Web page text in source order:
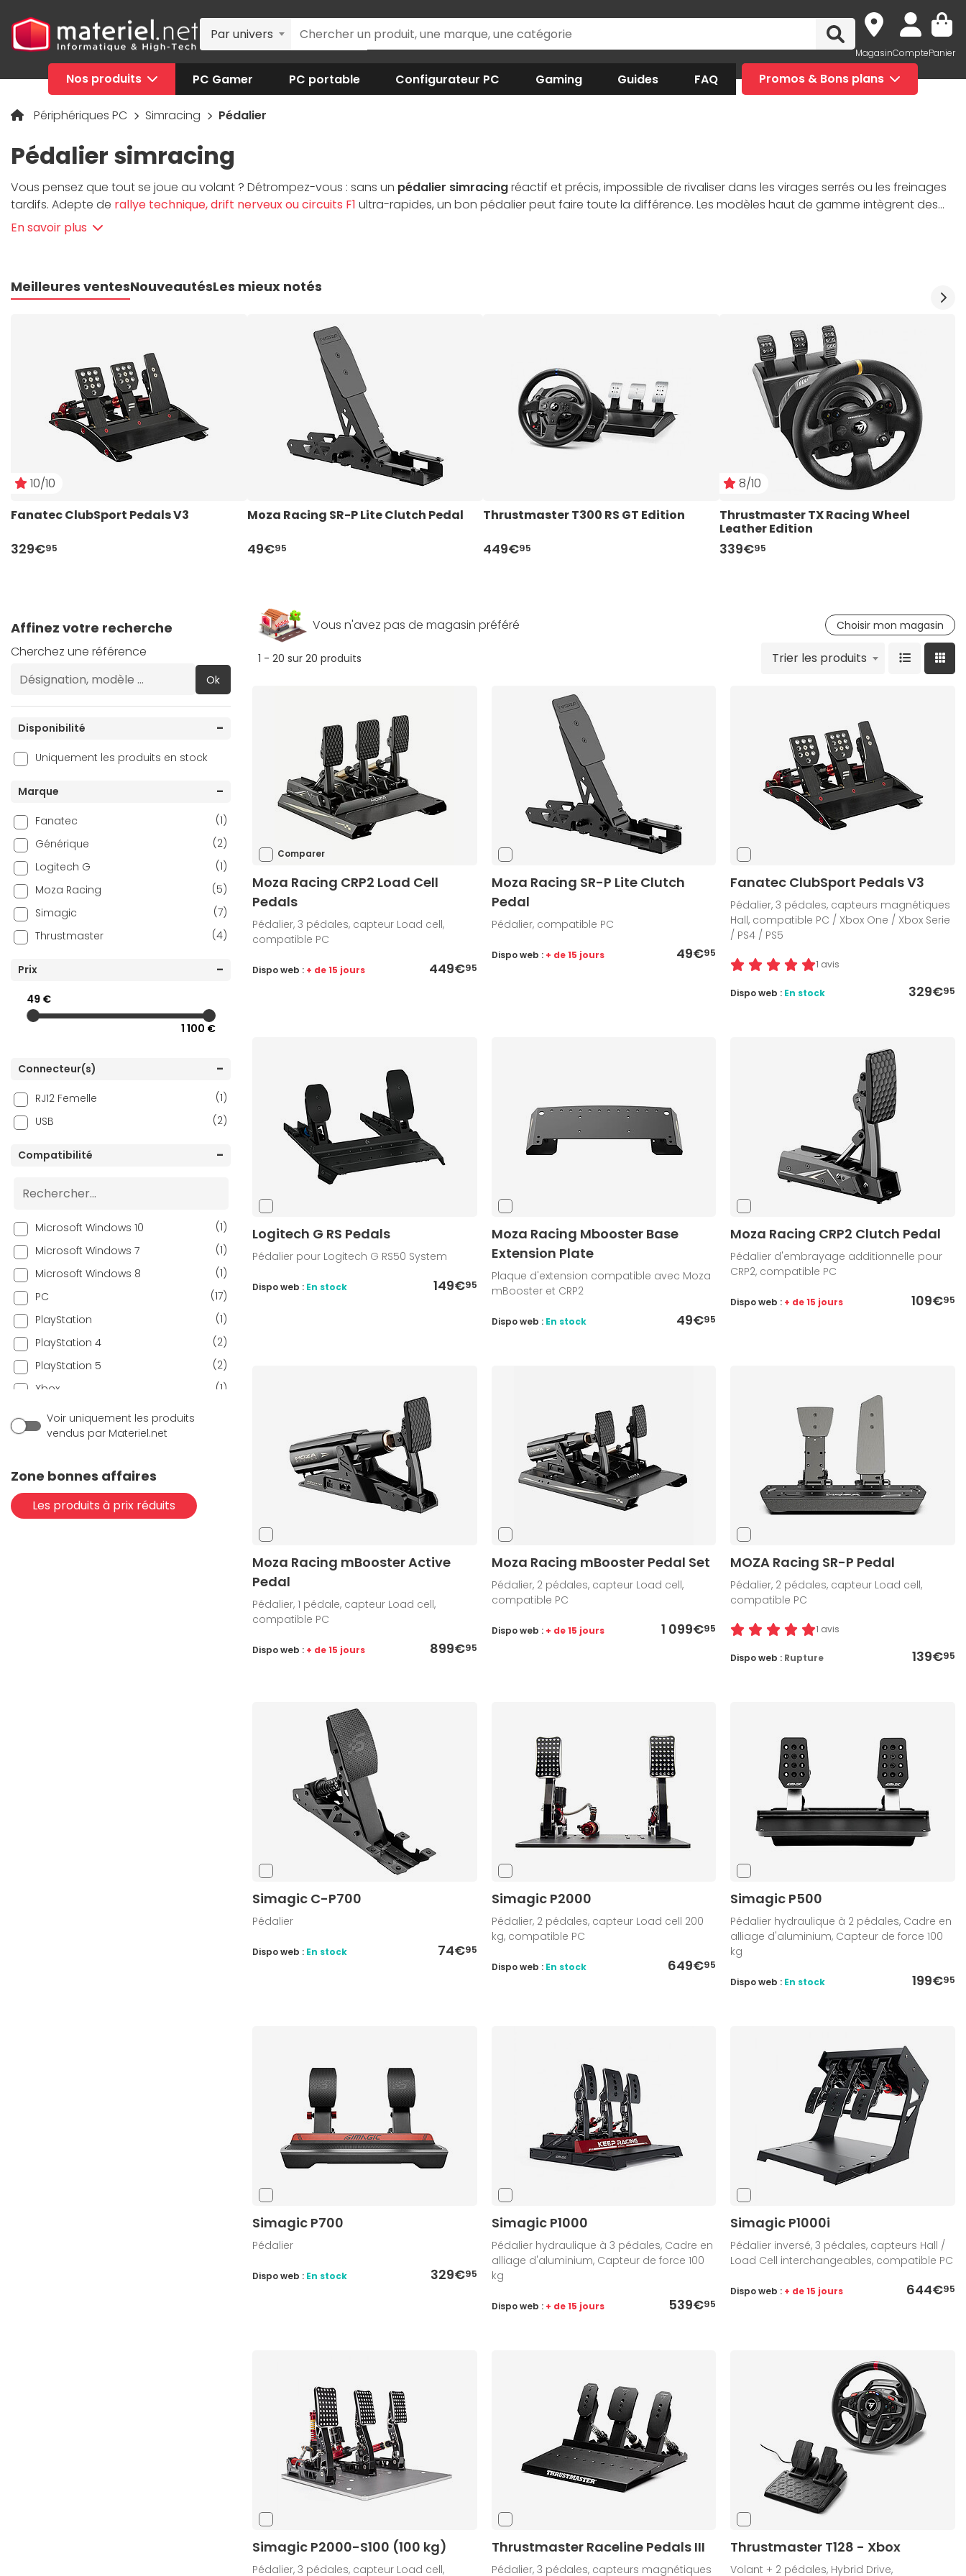
Par univers
MagasinComptePanier
Nos produits PC Gamer PC portable Configurateur PC Gaming Guides FAQ Promos & Bons plans
Périphériques PC Simracing Pédalier
Pédalier simracing
Vous pensez que tout se joue au volant ? Détrompez-vous : sans un pédalier simracingréactif et précis, impossible de rivaliser dans les virages serrés ou les freinages
tardifs. Adepte de rallye technique, drift nerveux ou circuits F1 ultra-rapides, un bon pédalier peut faire toute la différence. Les modèles haut de gamme intègrent des
capteurs Load cell
présent sur Materiel.net est sélectionné pour sa robustesse, son réalisme et sa compatibilité parfaite avec les
En savoir plus
Meilleures ventesNouveautésLes mieux notés
10/10
Fanatec ClubSport Pedals V3
329€95
Moza Racing SR-P Lite Clutch Pedal
49€95
Thrustmaster T300 RS GT Edition
449€95
8/10
Thrustmaster TX Racing Wheel
Leather Edition
339€95
Affinez votre recherche
Cherchez une référence
Ok
Disponibilité
Uniquement les produits en stock
Marque
Fanatec
(1)
Générique
(2)
Logitech G
(1)
Moza Racing
(5)
Simagic
(7)
Thrustmaster
(4)
Prix
49 €
1 100 €
Connecteur(s)
RJ12 Femelle
(1)
USB
(2)
Compatibilité
Microsoft Windows 10
(1)
Microsoft Windows 7
(1)
Microsoft Windows 8
(1)
PC
(17)
PlayStation
(1)
PlayStation 4
(2)
PlayStation 5
(2)
Xbox
(1)
Xbox One
Xbox Series
Voir uniquement les produits
vendus par Materiel.net
Zone bonnes affaires
Les produits à prix réduits
Vous n'avez pas de magasin préféré Choisir mon magasin
1 - 20 sur 20 produits Trier les produits
Comparer
Moza Racing CRP2 Load Cell
Pedals
Pédalier, 3 pédales, capteur Load cell,
compatible PC
449€95
Dispo web : + de 15 jours
Moza Racing SR-P Lite Clutch
Pedal
Pédalier, compatible PC
49€95
Dispo web : + de 15 jours
Fanatec ClubSport Pedals V3
Pédalier, 3 pédales, capteurs magnétiques
Hall, compatible PC / Xbox One / Xbox Serie
/ PS4 / PS5
1 avis
329€95
Dispo web : En stock
Logitech G RS Pedals
Pédalier pour Logitech G RS50 System
149€95
Dispo web : En stock
Moza Racing Mbooster Base
Extension Plate
Plaque d'extension compatible avec Moza
mBooster et CRP2
49€95
Dispo web : En stock
Moza Racing CRP2 Clutch Pedal
Pédalier d'embrayage additionnelle pour
CRP2, compatible PC
109€95
Dispo web : + de 15 jours
Moza Racing mBooster Active
Pedal
Pédalier, 1 pédale, capteur Load cell,
compatible PC
899€95
Dispo web : + de 15 jours
Moza Racing mBooster Pedal Set
Pédalier, 2 pédales, capteur Load cell,
compatible PC
1 099€95
Dispo web : + de 15 jours
MOZA Racing SR-P Pedal
Pédalier, 2 pédales, capteur Load cell,
compatible PC
1 avis
139€95
Dispo web : Rupture
Simagic C-P700
Pédalier
74€95
Dispo web : En stock
Simagic P2000
Pédalier, 2 pédales, capteur Load cell 200
kg, compatible PC
649€95
Dispo web : En stock
Simagic P500
Pédalier hydraulique à 2 pédales, Cadre en
alliage d'aluminium, Capteur de force 100
kg
199€95
Dispo web : En stock
Simagic P700
Pédalier
329€95
Dispo web : En stock
Simagic P1000
Pédalier hydraulique à 3 pédales, Cadre en
alliage d'aluminium, Capteur de force 100
kg
539€95
Dispo web : + de 15 jours
Simagic P1000i
Pédalier inversé, 3 pédales, capteurs Hall /
Load Cell interchangeables, compatible PC
644€95
Dispo web : + de 15 jours
Simagic P2000-S100 (100 kg)
Pédalier, 3 pédales, capteur Load cell,
Thrustmaster Raceline Pedals III
Pédalier, 3 pédales, capteurs magnétiques
Thrustmaster T128 - Xbox
Volant + 2 pédales, Hybrid Drive,